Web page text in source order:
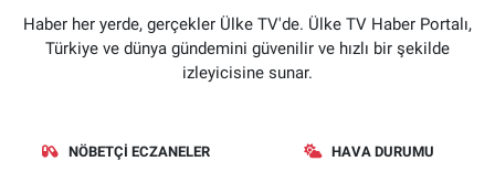
Haber her yerde, gerçekler Ülke TV'de. Ülke TV Haber Portalı,
Türkiye ve dünya gündemini güvenilir ve hızlı bir şekilde
izleyicisine sunar.
NÖBETÇI ECZANELER HAVA DURUMU